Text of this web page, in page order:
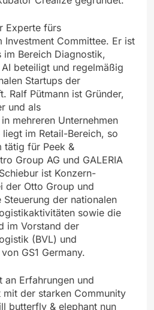
Experte fürs
Investment Committee. Er ist
im Bereich Diagnostik,
beteiligt und regelmäßig
Startups der
Ralf Pütmann ist Gründer,
und als
mehreren Unternehmen
im Retail-Bereich, so
tätig für Peek &
Group AG und GALERIA
ist Konzern-
der Otto Group und
der nationalen
sowie die
im Vorstand der
(BVL) und
GS1 Germany.
Erfahrungen und
mit der starken Community
butterfly & elephant nun